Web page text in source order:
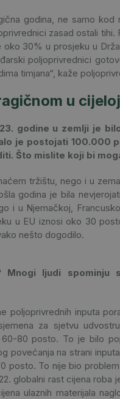
godina, ne samo
zasad ostali
30% u prosjeku u
poljoprivrednici
timjana“, kaže
u
godine u zemlji je
je postojati 100.000
Što mislite koji bi
tržištu, nego i u
godina je bila
i u Njemačkoj,
u EU iznosi oko 30
nešto dogodilo.
ljudi spominju
poljoprivrednih inputa
za sjetvu
80 posto. To je bilo
povećanja na strani
posto. To nije bio
globalni rast cijena roba
ulaznih materijala